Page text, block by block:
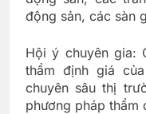
động sản, các sàn
Hội ý chuyên gia:
thẩm định giá
chuyên sâu thị
phương pháp thẩm